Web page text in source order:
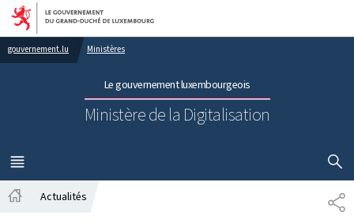
Aller au menu principal
Aller au contenu
gouvernement.lu Ministères
Le gouvernement luxembourgeois
Ministère de la Digitalisation
MENU
PRINCIPAL
Actualités